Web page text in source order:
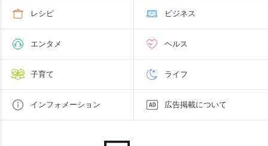
レシピ ビジネス
エンタメ ヘルス
子育て ライフ
インフォメーション 広告掲載について